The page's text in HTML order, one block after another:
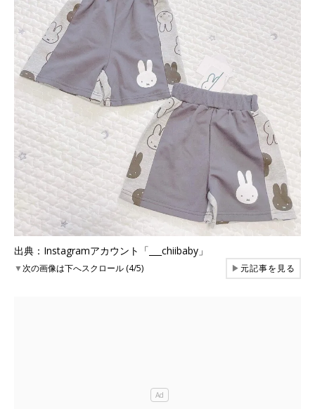
出典：Instagramアカウント「___chiibaby」
▼次の画像は下へスクロール (4/5) ▶元記事を見る